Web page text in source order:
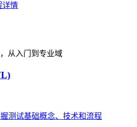
详情
从入门到专业域
测试基础概念、技术和流程